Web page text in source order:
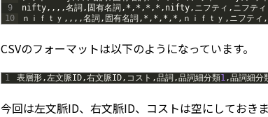
9
10
nifty, , , ,名詞, 固有名詞, * , * , * , * , nifty, ニフティ , ニフティ
ｎｉｆｔｙ , , , ,名詞, 固有名詞, * , * , * , * , ｎｉｆｔｙ , ニフティ ,
CSVのフォーマットは以下のようになっています。
1 表層形,左文脈ID,右文脈ID, コスト ,品詞,品詞細分類1,品詞細分
今回は左文脈ID、右文脈ID、コストは空にしておきま